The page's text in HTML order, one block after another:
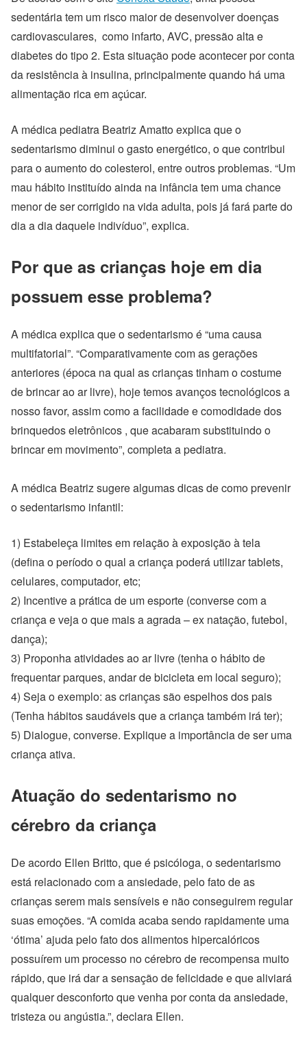
sedentária tem um risco maior de desenvolver doenças
cardiovasculares, como infarto, AVC, pressão alta e
diabetes do tipo 2. Esta situação pode acontecer por conta
da resistência à insulina, principalmente quando há uma
alimentação rica em açúcar.
A médica pediatra Beatriz Amatto explica que o
sedentarismo diminui o gasto energético, o que contribui
para o aumento do colesterol, entre outros problemas. “Um
mau hábito instituído ainda na infância tem uma chance
menor de ser corrigido na vida adulta, pois já fará parte do
dia a dia daquele indivíduo”, explica.
Por que as crianças hoje em dia
possuem esse problema?
A médica explica que o sedentarismo é “uma causa
multifatorial”. “Comparativamente com as gerações
anteriores (época na qual as crianças tinham o costume
de brincar ao ar livre), hoje temos avanços tecnológicos a
nosso favor, assim como a facilidade e comodidade dos
brinquedos eletrônicos , que acabaram substituindo o
brincar em movimento”, completa a pediatra.
A médica Beatriz sugere algumas dicas de como prevenir
o sedentarismo infantil:
1) Estabeleça limites em relação à exposição à tela
(defina o período o qual a criança poderá utilizar tablets,
celulares, computador, etc;
2) Incentive a prática de um esporte (converse com a
criança e veja o que mais a agrada – ex natação, futebol,
dança);
3) Proponha atividades ao ar livre (tenha o hábito de
frequentar parques, andar de bicicleta em local seguro);
4) Seja o exemplo: as crianças são espelhos dos pais
(Tenha hábitos saudáveis que a criança também irá ter);
5) Dialogue, converse. Explique a importância de ser uma
criança ativa.
Atuação do sedentarismo no
cérebro da criança
De acordo Ellen Britto, que é psicóloga, o sedentarismo
está relacionado com a ansiedade, pelo fato de as
crianças serem mais sensíveis e não conseguirem regular
suas emoções. “A comida acaba sendo rapidamente uma
‘ótima’ ajuda pelo fato dos alimentos hipercalóricos
possuírem um processo no cérebro de recompensa muito
rápido, que irá dar a sensação de felicidade e que aliviará
qualquer desconforto que venha por conta da ansiedade,
tristeza ou angústia.”, declara Ellen.